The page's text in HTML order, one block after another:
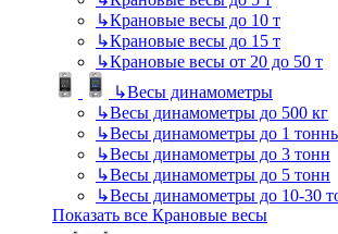
↳Крановые весы до 10 т
↳Крановые весы до 15 т
↳Крановые весы от 20 до 50 т
↳Весы динамометры
↳Весы динамометры до 500 кг
↳Весы динамометры до 1
↳Весы динамометры до 3 тонн
↳Весы динамометры до 5 тонн
↳Весы динамометры до 10-30
Показать все Крановые весы